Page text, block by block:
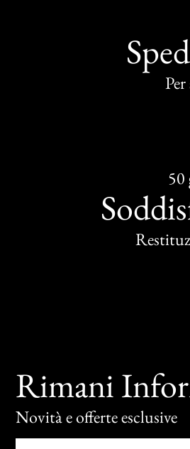
50
Rimani
Novità e offerte esclusive